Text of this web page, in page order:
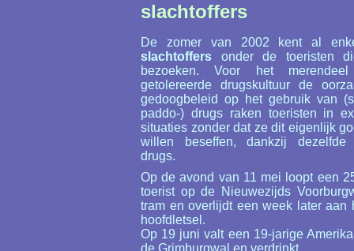
slachtoffers
De zomer van 2002 kent al
slachtoffersonder de toeristen
bezoeken. Voor het
getolereerde drugskultuur de
gedoogbeleid op het gebruik van
paddo-) drugs raken toeristen in
situaties zonder dat ze dit eigenlijk
willen beseffen, dankzij dezelfde
drugs.
Op de avond van 11 mei loopt een
toerist op de Nieuwezijds
tram en overlijdt een week later aan
hoofdletsel.
Op 19 juni valt een 19-jarige
de Grimburgwal en verdrinkt.